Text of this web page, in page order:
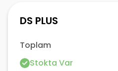
DS PLUS
Toplam
Stokta Var